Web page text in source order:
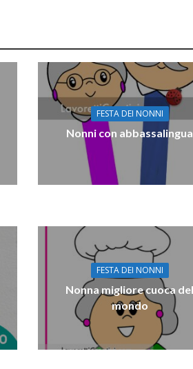
FESTA DEI NONNI
Nonni con abbassalingua
FESTA DEI NONNI
Nonna migliore cuoca
mondo